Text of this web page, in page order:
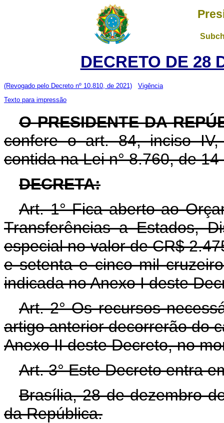
DECRETO DE 28
(Revogado pelo Decreto nº 10.810, de 2021)
Vigência
Texto para impressão
O PRESIDENTE DA
confere o art. 84, inciso
contida na Lei n° 8.760, de
DECRETA:
Art. 1° Fica aberto ao
Transferências a Estados,
especial no valor de CR$
e setenta e cinco mil
indicada no Anexo I deste
Art. 2° Os recursos
artigo anterior decorrerão do
Anexo II deste Decreto, no
Art. 3° Este Decreto entra
Brasília, 28 de dezembro
da República.